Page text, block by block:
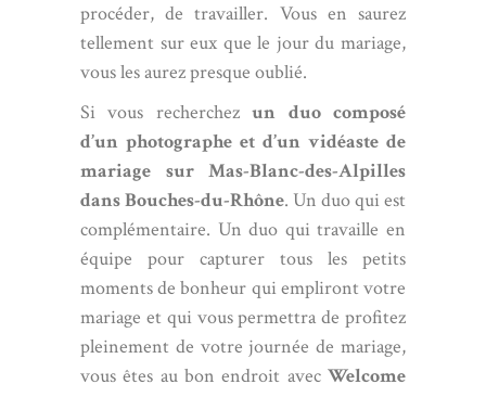
procéder, de travailler. Vous en saurez
tellement sur eux que le jour du mariage,
vous les aurez presque oublié.
Si vous recherchezun duo composé
d’un photographe et d’un vidéaste de
mariage sur Mas-Blanc-des-Alpilles
dans Bouches-du-Rhône. Un duo qui est
complémentaire. Un duo qui travaille en
équipe pour capturer tous les petits
moments de bonheur qui empliront votre
mariage et qui vous permettra de profitez
pleinement de votre journée de mariage,
vous êtes au bon endroit avec Welcome